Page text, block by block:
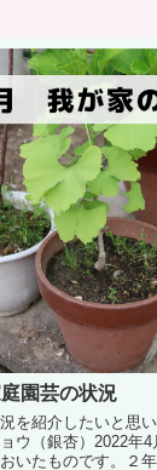
園芸の状況
を紹介したいと思
ウ（銀杏）2022年
いたものです。２